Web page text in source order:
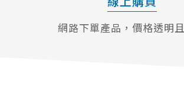
網路下單產品，價格透明